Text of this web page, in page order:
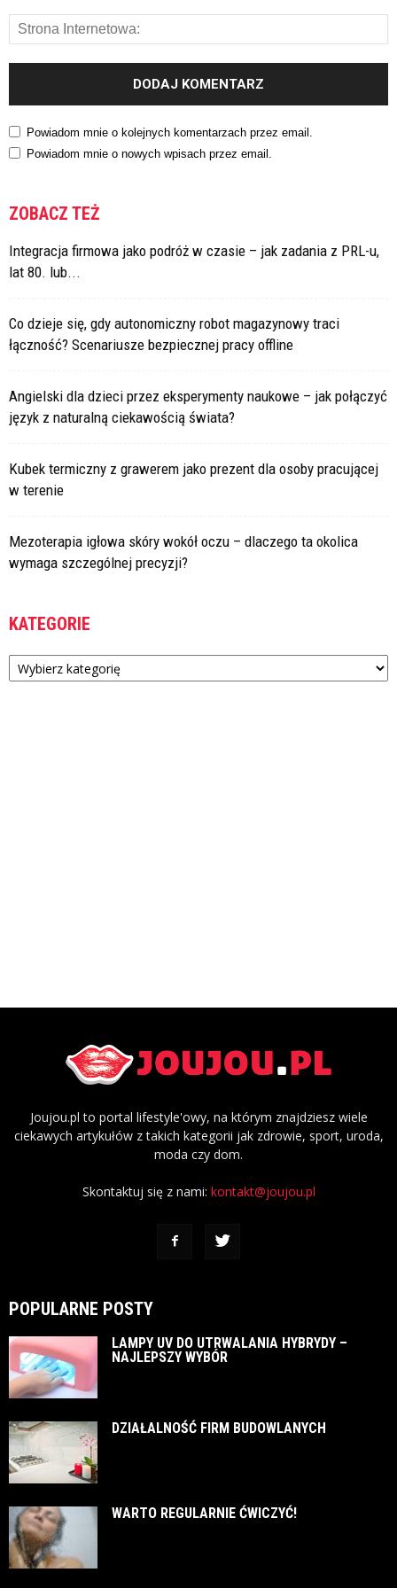
Powiadom mnie o kolejnych komentarzach przez email.
Powiadom mnie o nowych wpisach przez email.
ZOBACZ TEŻ
Integracja firmowa jako podróż w czasie – jak zadania z PRL-u,
lat 80. lub...
Co dzieje się, gdy autonomiczny robot magazynowy traci
łączność? Scenariusze bezpiecznej pracy offline
Angielski dla dzieci przez eksperymenty naukowe – jak połączyć
język z naturalną ciekawością świata?
Kubek termiczny z grawerem jako prezent dla osoby pracującej
w terenie
Mezoterapia igłowa skóry wokół oczu – dlaczego ta okolica
wymaga szczególnej precyzji?
KATEGORIE
Kategorie
Joujou.pl to portal lifestyle'owy, na którym znajdziesz wiele
ciekawych artykułów z takich kategorii jak zdrowie, sport, uroda,
moda czy dom.
Skontaktuj się z nami: kontakt@joujou.pl
POPULARNE POSTY
LAMPY UV DO UTRWALANIA HYBRYDY –
NAJLEPSZY WYBÓR
DZIAŁALNOŚĆ FIRM BUDOWLANYCH
WARTO REGULARNIE ĆWICZYĆ!